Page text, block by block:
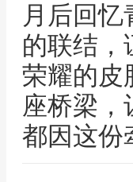
月后回
的联结，
荣耀的皮
座桥梁，
都因这份